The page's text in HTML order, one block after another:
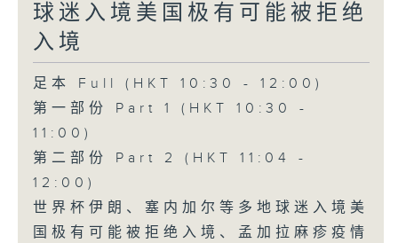
球迷入境美国极有可能被拒绝
入境
足本 Full (HKT 10:30 - 12:00)
第一部份 Part 1 (HKT 10:30 -
11:00)
第二部份 Part 2 (HKT 11:04 -
12:00)
世界杯伊朗、塞内加尔等多地球迷入境美
国极有可能被拒绝入境、孟加拉麻疹疫情